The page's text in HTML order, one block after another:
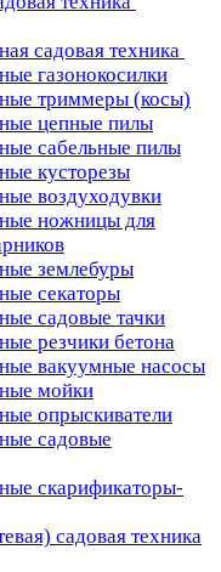
садовая техника
газонокосилки
триммеры (косы)
цепные пилы
сабельные пилы
кусторезы
воздуходувки
ножницы для
землебуры
секаторы
садовые тачки
резчики бетона
вакуумные насосы
мойки
опрыскиватели
садовые
скарификаторы-
садовая техника